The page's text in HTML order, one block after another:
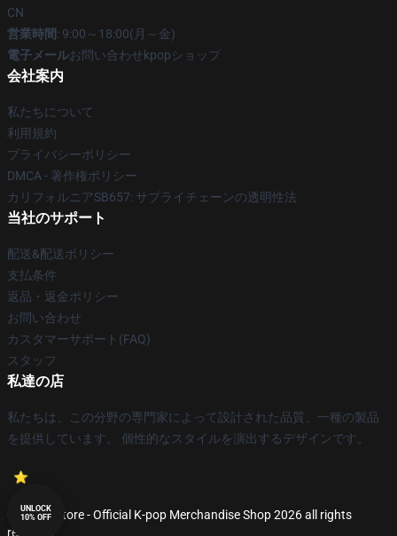
CN
営業時間: 9:00～18:00(月～金)
電子メールお問い合わせkpopショップ
会社案内
私たちについて
利用規約
プライバシーポリシー
DMCA - 著作権ポリシー
カリフォルニアSB657: サプライチェーンの透明性法
当社のサポート
配送&配送ポリシー
支払条件
返品・返金ポリシー
お問い合わせ
カスタマーサポート(FAQ)
スタッフ
私達の店
私たちは、この分野の専門家によって設計された品質、一種の製品
を提供しています。 個性的なスタイルを演出するデザインです。
© K-pop Store - Official K-pop Merchandise Shop 2026 all rights
reserved
UNLOCK
10% OFF